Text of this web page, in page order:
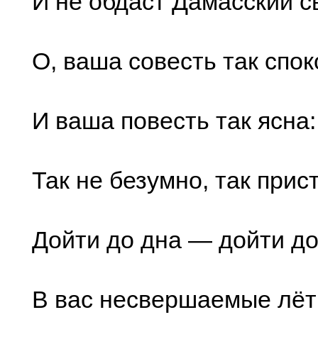
О, ваша совесть так
И ваша повесть так ясна:
Так не безумно, так
Дойти до дна — дойти
В вас несвершаемые